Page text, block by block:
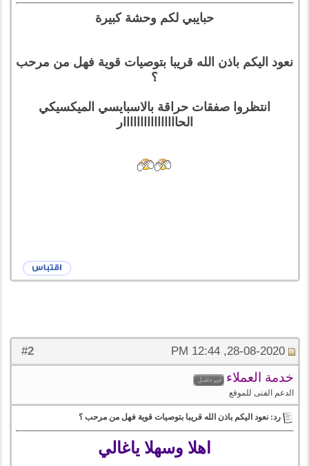
حبايبي لكم وحشة كبيرة
نعود اليكم باذن الله قريبا بتوصيات قوية فهل من مرحب
؟
انتظروا صفقات حراقة بالاسبايسي الميكسيكي
الحاااااااااااااااار
#
2 28-08-2020, 12:44 PM
خدمة العملاء
الدعم الفنى للموقع
رد: نعود اليكم باذن الله قريبا بتوصيات قوية فهل من مرحب ؟
اهلا وسهلا ياغالي